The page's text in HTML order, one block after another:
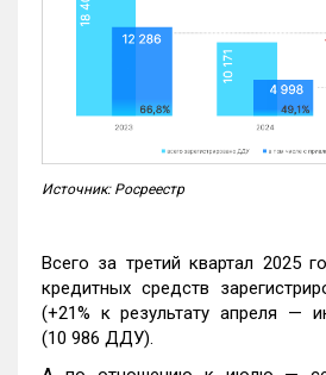
Источник: Росреестр
Всего за третий квартал 2025
кредитных средств
(+21% к результату апреля —
(10 986 ДДУ).